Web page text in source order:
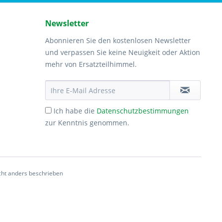
Newsletter
Abonnieren Sie den kostenlosen Newsletter
und verpassen Sie keine Neuigkeit oder Aktion
mehr von Ersatzteilhimmel.
Ich habe die Datenschutzbestimmungen
zur Kenntnis genommen.
anders beschrieben